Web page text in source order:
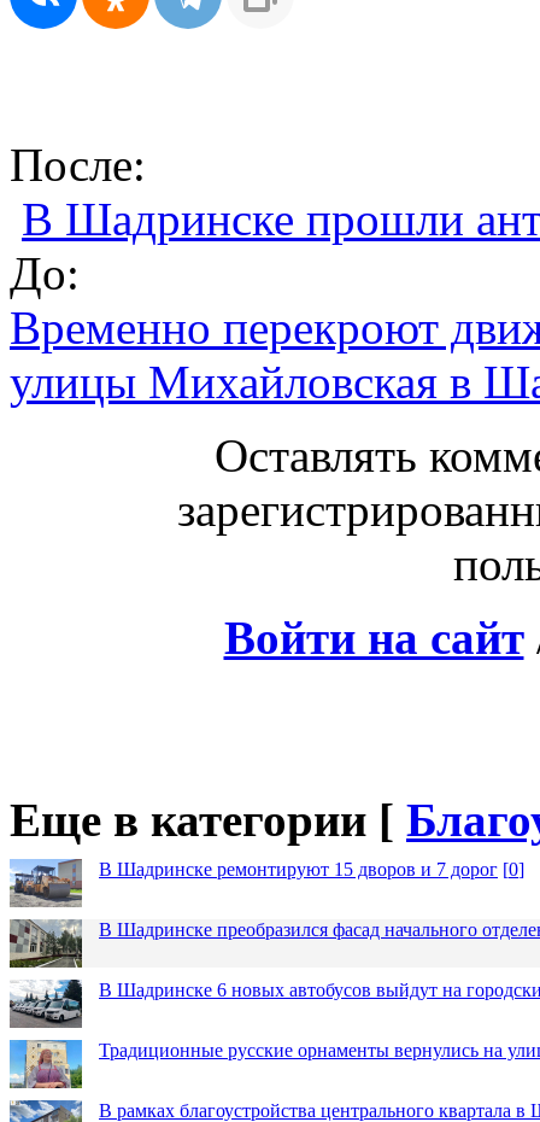
После:
В Шадринске прошли
До:
Временно перекроют
улицы Михайловская в
Оставлять
Войти на сайт
Еще в категории [
В Шадринске ремонтируют 15 дворов и 7 дорог [0]
В Шадринске преобразился фасад начального
В Шадринске 6 новых автобусов выйдут на
Традиционные русские орнаменты вернулись на
В рамках благоустройства центрального